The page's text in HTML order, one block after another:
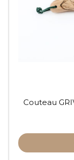
Couteau